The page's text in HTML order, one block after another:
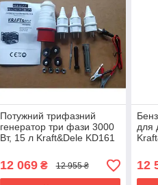
Потужний трифазний
генератор три фази 3000
Вт, 15 л Kraft&Dele KD161
трифазний
12 069₴ 12 955 ₴
для
12